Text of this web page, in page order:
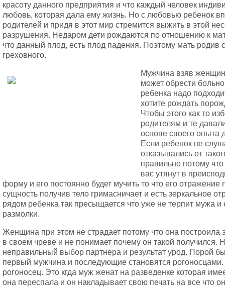
красоту данного предприятия и что каждый человек
любовь, которая дала ему жизнь. Но с любовью ребенок
родителей и придя в этот мир стремится выжить в этой
разрушения. Недаром дети рождаются по отношению к
что данный плод, есть плод падения. Поэтому мать родив
греховного.
Мужчина взяв
может обрести
ребенка надо
хотите рождать
Чтобы этого как то
родителям и те
основе своего опыта
Если ребенок не
отказывались от
правильно потому
вас утянут в
форму и его постоянно будет мучить то что его отражение
сущность получив тело гримасничает и есть зеркальное
рядом ребенка так пресыщается что уже не терпит мужа и
размолки.
Женщина при этом не страдает потому что она построила
в своем чреве и не понимает почему он такой получился.
неправильный выбор партнера и результат урод. Порой
первый мужчина и последующие становятся
рогоносец. Это кгда муж женат на разведенке которая
она переспала и он накладывает свою печать на все что